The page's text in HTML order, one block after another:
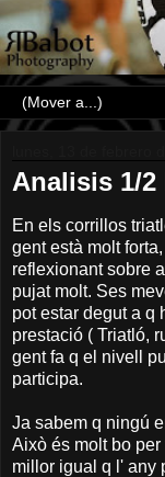
Analisis 1/2
En els corrillos
gent està molt
reflexionant sobre
pujat molt. Ses
pot estar degut a q
prestació ( Triatló,
gent fa q el nivell
participa.
Ja sabem q ningú
Això és molt bo
millor igual q l' any